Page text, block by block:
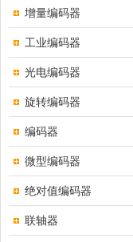
增量编码器
工业编码器
光电编码器
旋转编码器
编码器
微型编码器
绝对值编码器
联轴器